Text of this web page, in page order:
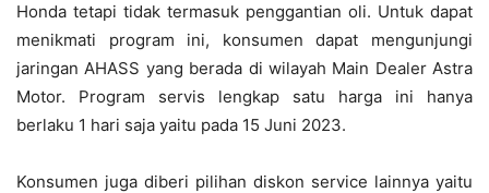
Honda tetapi tidak termasuk penggantian oli. Untuk dapat
menikmati program ini, konsumen dapat mengunjungi
jaringan AHASS yang berada di wilayah Main Dealer Astra
Motor. Program servis lengkap satu harga ini hanya
berlaku 1 hari saja yaitu pada 15 Juni 2023.
Konsumen juga diberi pilihan diskon service lainnya yaitu